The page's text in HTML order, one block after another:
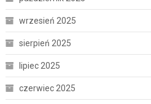
wrzesień 2025
sierpień 2025
lipiec 2025
czerwiec 2025